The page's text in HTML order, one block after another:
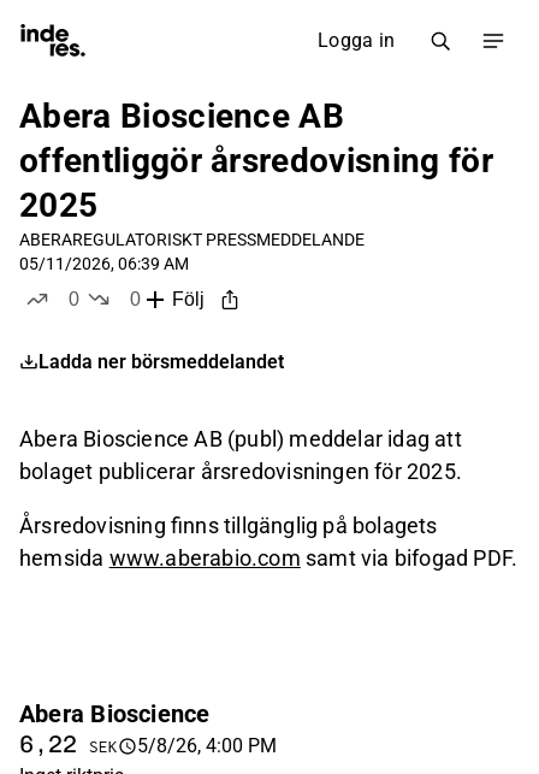
Logga in
Abera Bioscience AB
offentliggör årsredovisning för
2025
ABERAREGULATORISKT PRESSMEDDELANDE
05/11/2026, 06:39 AM
0
0
Följ
Ladda ner börsmeddelandet
Abera Bioscience AB (publ) meddelar idag att
bolaget publicerar årsredovisningen för 2025.
Årsredovisning finns tillgänglig på bolagets
hemsida www.aberabio.com samt via bifogad PDF.
Abera Bioscience
6,22 SEK
5/8/26, 4:00 PM